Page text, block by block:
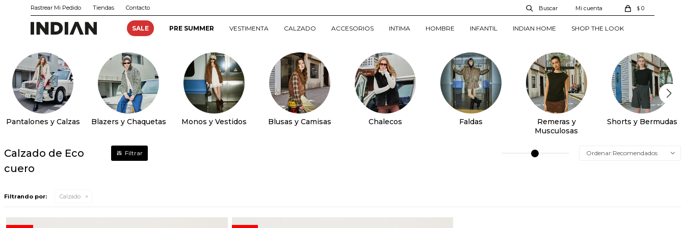
SALE PRE SUMMER VESTIMENTA CALZADO ACCESORIOS INTIMA HOMBRE INFANTIL INDIAN HOME SHOP THE LOOK
$ 0
Rastrear Mi Pedido Tiendas Contacto
Pantalones y Calzas Blazers y Chaquetas Monos y Vestidos Blusas y Camisas Chalecos Faldas
Remeras y
Musculosas
Shorts y Bermudas
Calzado de Eco
cuero
Recomendados
Filtrando por: Calzado